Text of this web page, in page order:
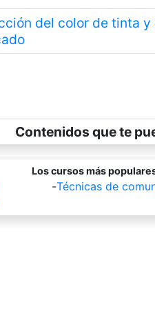
del color de tinta y
Anterior
Contenidos que te
Los cursos más
-Técnicas de